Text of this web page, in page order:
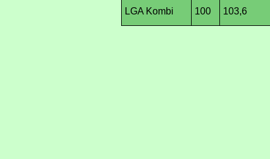
LGA Kombi 100 103,6